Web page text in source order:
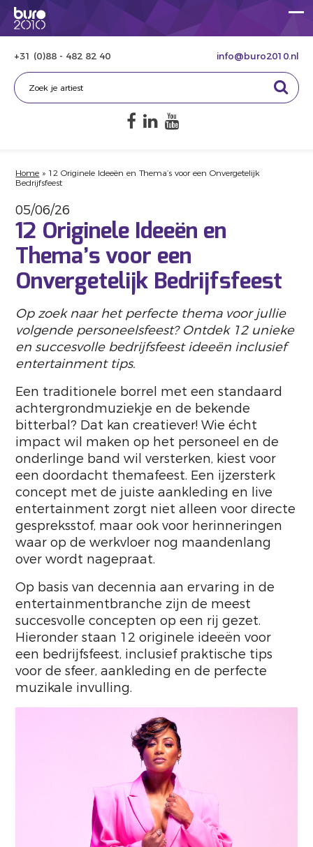
+31 (0)88 - 482 82 40 info@buro2010.nl
Home » 12 Originele Ideeën en Thema’s voor een Onvergetelijk
Bedrijfsfeest
05/06/26
12 Originele Ideeën en
Thema’s voor een
Onvergetelijk Bedrijfsfeest
Op zoek naar het perfecte thema voor jullie
volgende personeelsfeest? Ontdek 12 unieke
en succesvolle bedrijfsfeest ideeën inclusief
entertainment tips.
Een traditionele borrel met een standaard
achtergrondmuziekje en de bekende
bitterbal? Dat kan creatiever! Wie écht
impact wil maken op het personeel en de
onderlinge band wil versterken, kiest voor
een doordacht themafeest. Een ijzersterk
concept met de juiste aankleding en live
entertainment zorgt niet alleen voor directe
gespreksstof, maar ook voor herinneringen
waar op de werkvloer nog maandenlang
over wordt nagepraat.
Op basis van decennia aan ervaring in de
entertainmentbranche zijn de meest
succesvolle concepten op een rij gezet.
Hieronder staan 12 originele ideeën voor
een bedrijfsfeest, inclusief praktische tips
voor de sfeer, aankleding en de perfecte
muzikale invulling.